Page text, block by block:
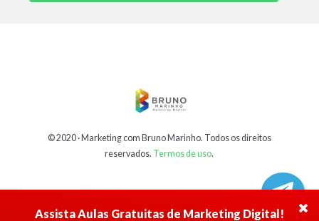
Assista Aulas Gratuitas de Marketing Digital!
© 2020 ·Marketing com Bruno Marinho. Todos os direitos
reservados. Termos de uso.